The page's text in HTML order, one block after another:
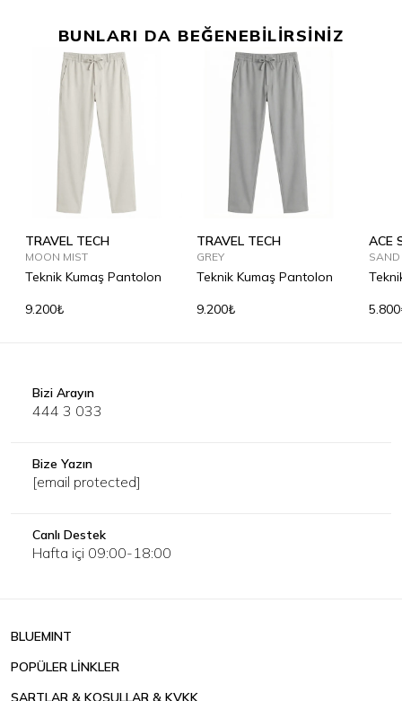
BUNLARI DA BEĞENEBİLİRSİNİZ
TRAVEL TECH
MOON MIST
Teknik Kumaş Pantolon
9.200₺
TRAVEL TECH
GREY
Teknik Kumaş Pantolon
9.200₺
ACE
SAND
Bizi Arayın
444 3 033
Bize Yazın
[email protected]
Canlı Destek
Hafta içi 09:00-18:00
BLUEMINT
POPÜLER LİNKLER